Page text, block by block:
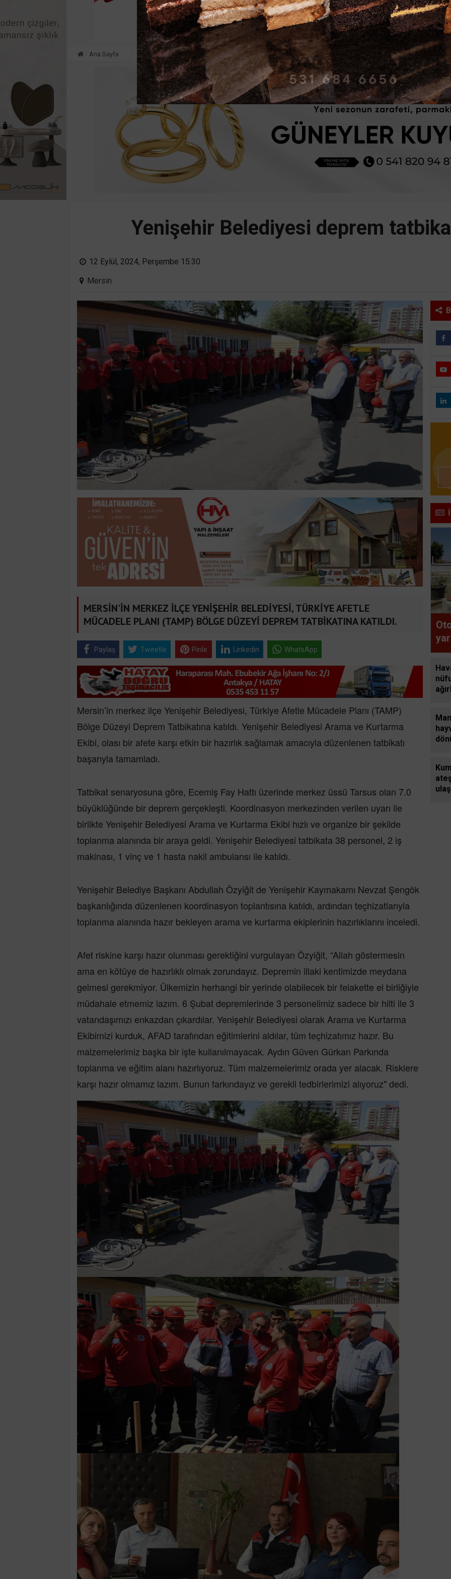
Ana Sayfa GÜNDEM
Yenişehir Belediyesi deprem
12 Eylül, 2024, Perşembe 15:30
Mersin
MERSİN'İN MERKEZ İLÇE YENİŞEHİR BELEDİYESİ, TÜRKİYE AFETLE
MÜCADELE PLANI (TAMP) BÖLGE DÜZEYİ DEPREM TATBİKATINA KATILDI.
Paylaş Tweetle Pinle Linkedin WhatsApp
Mersin’in merkez ilçe Yenişehir Belediyesi, Türkiye Afetle Mücadele Planı (TAMP)
Bölge Düzeyi Deprem Tatbikatına katıldı. Yenişehir Belediyesi Arama ve Kurtarma
Ekibi, olası bir afete karşı etkin bir hazırlık sağlamak amacıyla düzenlenen tatbikatı
başarıyla tamamladı.
Tatbikat senaryosuna göre, Ecemiş Fay Hattı üzerinde merkez üssü Tarsus olan 7.0
büyüklüğünde bir deprem gerçekleşti. Koordinasyon merkezinden verilen uyarı ile
birlikte Yenişehir Belediyesi Arama ve Kurtarma Ekibi hızlı ve organize bir şekilde
toplanma alanında bir araya geldi. Yenişehir Belediyesi tatbikata 38 personel, 2 iş
makinası, 1 vinç ve 1 hasta nakil ambulansı ile katıldı.
Yenişehir Belediye Başkanı Abdullah Özyiğit de Yenişehir Kaymakamı Nevzat Şengök
başkanlığında düzenlenen koordinasyon toplantısına katıldı, ardından teçhizatlarıyla
toplanma alanında hazır bekleyen arama ve kurtarma ekiplerinin hazırlıklarını inceledi.
Afet riskine karşı hazır olunması gerektiğini vurgulayan Özyiğit, “Allah göstermesin
ama en kötüye de hazırlıklı olmak zorundayız. Depremin illaki kentimizde meydana
gelmesi gerekmiyor. Ülkemizin herhangi bir yerinde olabilecek bir felakette el birliğiyle
müdahale etmemiz lazım. 6 Şubat depremlerinde 3 personelimiz sadece bir hilti ile 3
vatandaşımızı enkazdan çıkardılar. Yenişehir Belediyesi olarak Arama ve Kurtarma
Ekibimizi kurduk, AFAD tarafından eğitimlerini aldılar, tüm teçhizatımız hazır. Bu
malzemelerimiz başka bir işte kullanılmayacak. Aydın Güven Gürkan Parkında
toplanma ve eğitim alanı hazırlıyoruz. Tüm malzemelerimiz orada yer alacak. Risklere
karşı hazır olmamız lazım. Bunun farkındayız ve gerekli tedbirlerimizi alıyoruz" dedi.